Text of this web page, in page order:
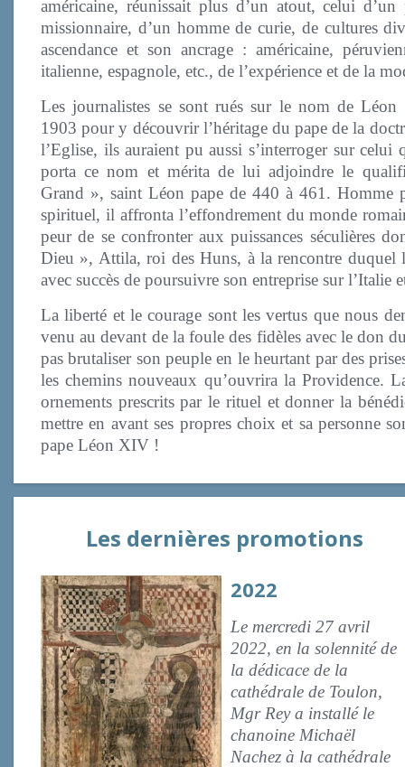
américaine, réunissait plus d’un atout, celui d’un
missionnaire, d’un homme de curie, de cultures
ascendance et son ancrage : américaine,
italienne, espagnole, etc., de l’expérience et de la
Les journalistes se sont rués sur le nom de
1903 pour y découvrir l’héritage du pape de la
l’Eglise, ils auraient pu aussi s’interroger sur celui
porta ce nom et mérita de lui adjoindre le
Grand », saint Léon pape de 440 à 461. Homme
spirituel, il affronta l’effondrement du monde
peur de se confronter aux puissances séculières
Dieu », Attila, roi des Huns, à la rencontre duquel
avec succès de poursuivre son entreprise sur l’Italie
La liberté et le courage sont les vertus que nous
venu au devant de la foule des fidèles avec le don
pas brutaliser son peuple en le heurtant par des
les chemins nouveaux qu’ouvrira la Providence.
ornements prescrits par le rituel et donner la
mettre en avant ses propres choix et sa personne
pape Léon XIV !
Les dernières promotions
2022
Le mercredi 27 avril
2022, en la solennité de
la dédicace de la
cathédrale de Toulon,
Mgr Rey a installé le
chanoine Michaël
Nachez à la cathédrale